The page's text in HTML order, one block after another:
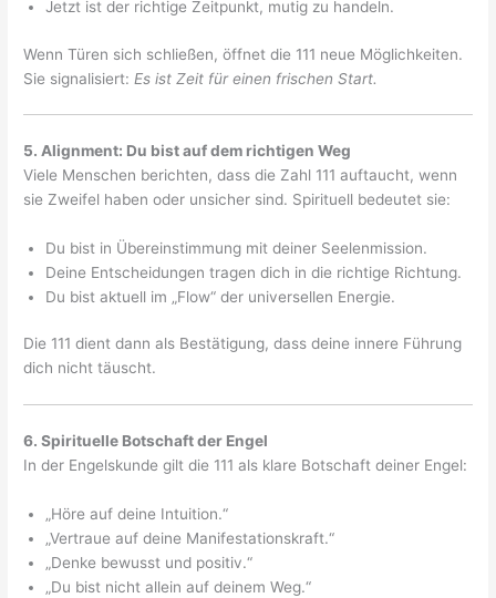
Jetzt ist der richtige Zeitpunkt, mutig zu handeln.
Wenn Türen sich schließen, öffnet die 111 neue Möglichkeiten.
Sie signalisiert: Es ist Zeit für einen frischen Start.
5. Alignment: Du bist auf dem richtigen Weg
Viele Menschen berichten, dass die Zahl 111 auftaucht, wenn
sie Zweifel haben oder unsicher sind. Spirituell bedeutet sie:
Du bist in Übereinstimmung mit deiner Seelenmission.
Deine Entscheidungen tragen dich in die richtige Richtung.
Du bist aktuell im „Flow“ der universellen Energie.
Die 111 dient dann als Bestätigung, dass deine innere Führung
dich nicht täuscht.
6. Spirituelle Botschaft der Engel
In der Engelskunde gilt die 111 als klare Botschaft deiner Engel:
„Höre auf deine Intuition.“
„Vertraue auf deine Manifestationskraft.“
„Denke bewusst und positiv.“
„Du bist nicht allein auf deinem Weg.“